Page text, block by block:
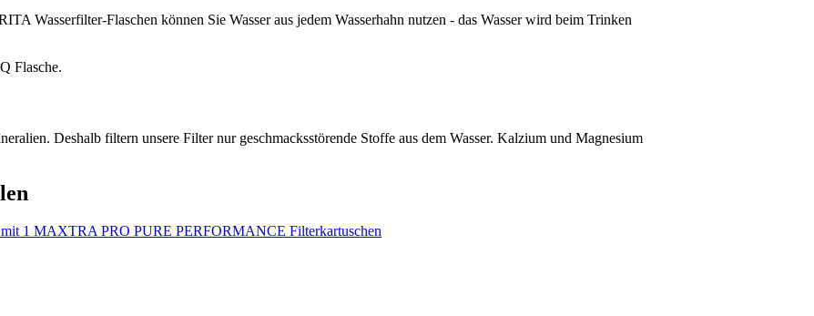
Wasserfilter-Flaschen können Sie Wasser aus jedem Wasserhahn nutzen - das Wasser wird beim Trinken
Deshalb filtern unsere Filter nur geschmacksstörende Stoffe aus dem Wasser. Kalzium und Magnesium